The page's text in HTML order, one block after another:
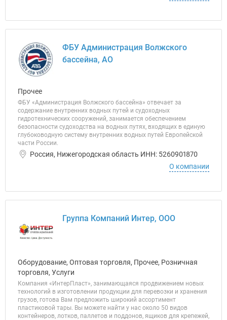
ФБУ Администрация Волжского
бассейна, АО
Прочее
ФБУ «Администрация Волжского бассейна» отвечает за
содержание внутренних водных путей и судоходных
гидротехнических сооружений, занимается обеспечением
безопасности судоходства на водных путях, входящих в единую
глубоководную систему внутренних водных путей Европейской
части России.
Россия, Нижегородская область ИНН: 5260901870
О компании
Группа Компаний Интер, ООО
Оборудование, Оптовая торговля, Прочее, Розничная
торговля, Услуги
Компания «ИнтерПласт», занимающаяся продвижением новых
технологий в изготовлении продукции для перевозки и хранения
грузов, готова Вам предложить широкий ассортимент
пластиковой тары. Вы можете найти у нас около 50 видов
контейнеров, лотков, паллетов и поддонов, ящиков для крепежей,